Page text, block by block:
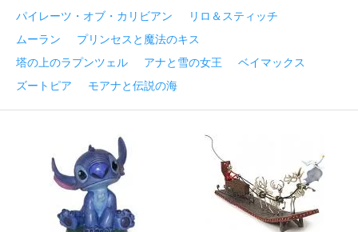
パイレーツ・オブ・カリビアン
リロ＆スティッチ
ムーラン
プリンセスと魔法のキス
塔の上のラプンツェル
アナと雪の女王
ベイマックス
ズートピア
モアナと伝説の海